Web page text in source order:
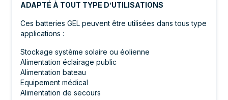
ADAPTÉ À TOUT TYPE D’UTILISATIONS
Ces batteries GEL peuvent être utilisées dans tous type
applications :
Stockage système solaire ou éolienne
Alimentation éclairage public
Alimentation bateau
Equipement médical
Alimentation de secours